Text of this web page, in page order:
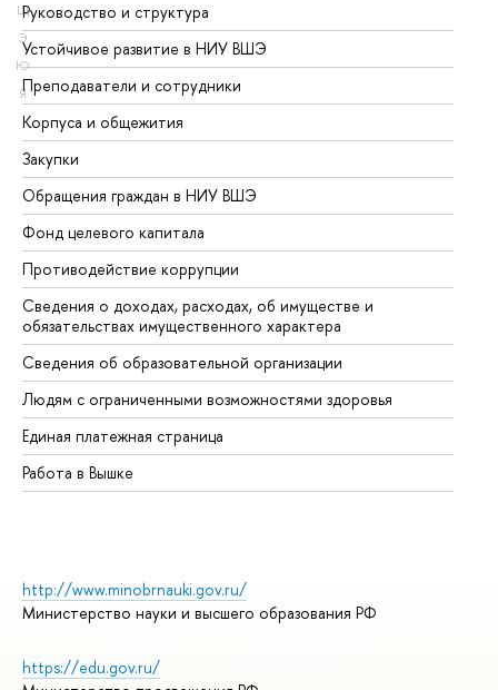
Щ
Э
Ю
Я
Руководство и структура
Устойчивое развитие в НИУ ВШЭ
Преподаватели и сотрудники
Корпуса и общежития
Закупки
Обращения граждан в НИУ ВШЭ
Фонд целевого капитала
Противодействие коррупции
Сведения о доходах, расходах, об имуществе и
обязательствах имущественного характера
Сведения об образовательной организации
Людям с ограниченными возможностями здоровья
Единая платежная страница
Работа в Вышке
http://www.minobrnauki.gov.ru/
Министерство науки и высшего образования РФ
https://edu.gov.ru/